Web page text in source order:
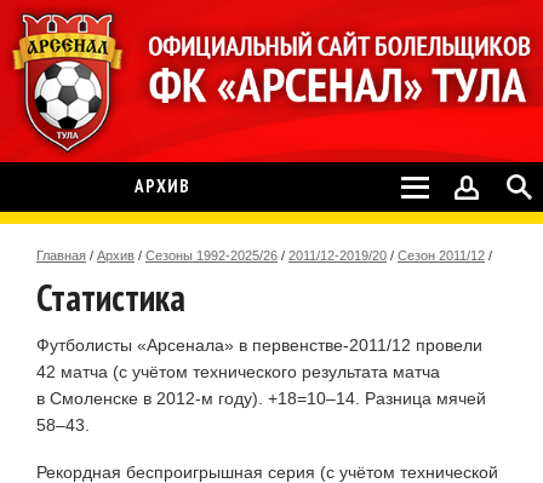
АРХИВ
Главная / Архив / Сезоны 1992-2025/26 / 2011/12-2019/20 / Сезон 2011/12 /
Статистика
Футболисты «Арсенала» в первенстве-2011/12 провели
42 матча (с учётом технического результата матча
в Смоленске в 2012-м году). +18=10–14. Разница мячей
58–43.
Рекордная беспроигрышная серия (с учётом технической